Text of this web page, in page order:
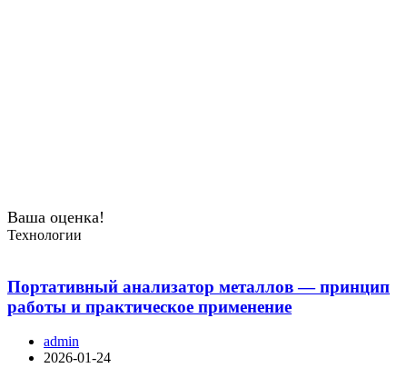
Ваша оценка!
Технологии
Портативный анализатор металлов — принцип
работы и практическое применение
admin
2026-01-24